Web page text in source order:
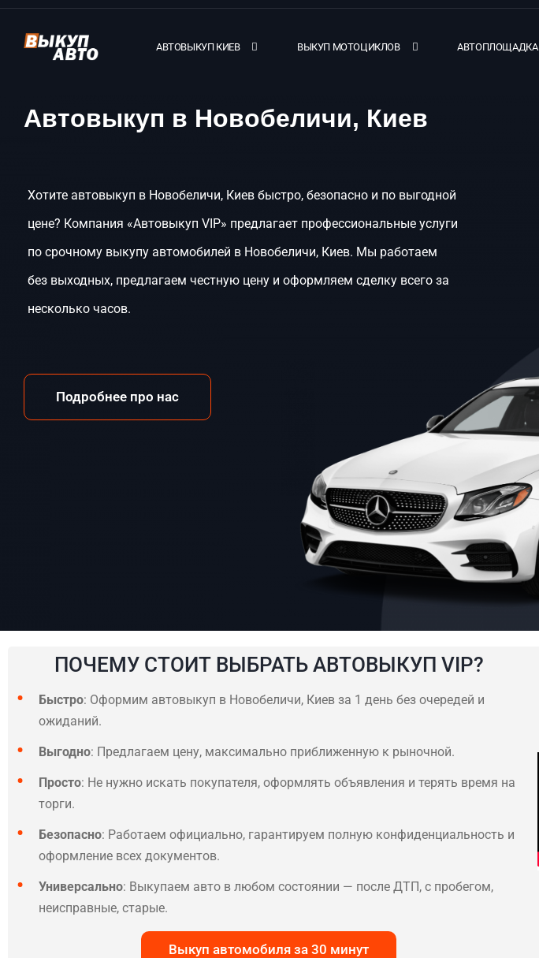
АВТОВЫКУП КИЕВ ВЫКУП МОТОЦИКЛОВ АВТОПЛОЩАДКА
Автовыкуп в Новобеличи, Киев
Хотите автовыкуп в Новобеличи, Киев быстро, безопасно и по выгодной
цене? Компания «Автовыкуп VIP» предлагает профессиональные услуги
по срочному выкупу автомобилей в Новобеличи, Киев. Мы работаем
без выходных, предлагаем честную цену и оформляем сделку всего за
несколько часов.
Подробнее про нас
ПОЧЕМУ СТОИТ ВЫБРАТЬ АВТОВЫКУП VIP?
Быстро: Оформим автовыкуп в Новобеличи, Киев за 1 день без очередей и
ожиданий.
Выгодно: Предлагаем цену, максимально приближенную к рыночной.
Просто: Не нужно искать покупателя, оформлять объявления и терять время на
торги.
Безопасно: Работаем официально, гарантируем полную конфиденциальность и
оформление всех документов.
Универсально: Выкупаем авто в любом состоянии — после ДТП, с пробегом,
неисправные, старые.
Выкуп автомобиля за 30 минут